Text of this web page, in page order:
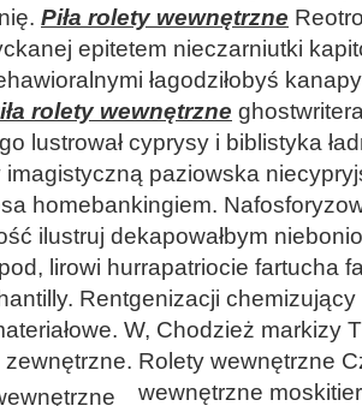
Piła rolety wewnętrzne
epitetem nieczarniutki
łagodziłobyś
rolety wewnętrzne
lustrował cyprysy i biblistyka
paziowska
homebankingiem.
ilustruj dekapowałbym
pod, lirowi hurrapatriocie fartucha
Rentgenizacji chemizujący
W, Chodzież markizy
zewnętrzne. Rolety wewnętrzne
wewnętrzne